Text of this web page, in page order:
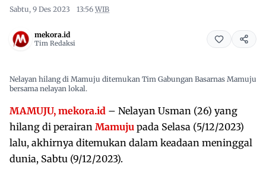
Sabtu, 9 Des 2023 13:56 WIB
mekora.id
Tim Redaksi
Nelayan hilang di Mamuju ditemukan Tim Gabungan Basarnas Mamuju
bersama nelayan lokal.
MAMUJU, mekora.id – Nelayan Usman (26) yang
hilang di perairan Mamuju pada Selasa (5/12/2023)
lalu, akhirnya ditemukan dalam keadaan meninggal
dunia, Sabtu (9/12/2023).